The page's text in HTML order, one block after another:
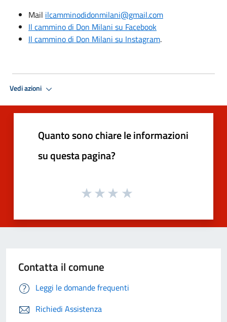
Mail ilcamminodidonmilani@gmail.com
Il cammino di Don Milani su Facebook
Il cammino di Don Milani su Instagram.
Vedi azioni
Quanto sono chiare le informazioni
su questa pagina?
Contatta il comune
Leggi le domande frequenti
Richiedi Assistenza